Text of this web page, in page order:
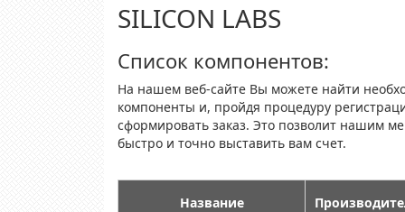
SILICON LABS
Список компонентов:
На нашем веб-сайте Вы можете найти
компоненты и, пройдя процедуру
сформировать заказ. Это позволит нашим
быстро и точно выставить вам счет.
Название